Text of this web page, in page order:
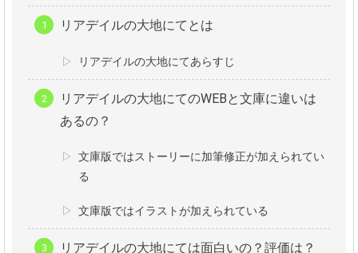
リアデイルの大地にてとは
リアデイルの大地にてあらすじ
リアデイルの大地にてのWEBと文庫に違いは
あるの？
文庫版ではストーリーに加筆修正が加えられてい
る
文庫版ではイラストが加えられている
リアデイルの大地にては面白いの？評価は？